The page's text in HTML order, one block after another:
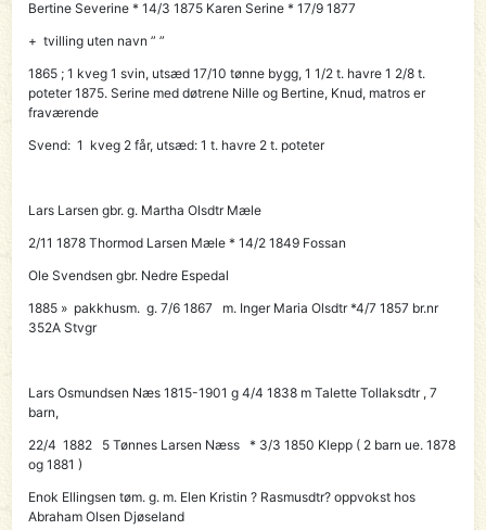
Bertine Severine * 14/3 1875 Karen Serine * 17/9 1877
+ tvilling uten navn ” ”
1865 ; 1 kveg 1 svin, utsæd 17/10 tønne bygg, 1 1/2 t. havre 1 2/8 t.
poteter 1875. Serine med døtrene Nille og Bertine, Knud, matros er
fraværende
Svend: 1 kveg 2 får, utsæd: 1 t. havre 2 t. poteter
Lars Larsen gbr. g. Martha Olsdtr Mæle
2/11 1878Thormod Larsen Mæle* 14/2 1849 Fossan
Ole Svendsen gbr. Nedre Espedal
1885 » pakkhusm. g. 7/6 1867 m. Inger Maria Olsdtr *4/7 1857 br.nr
352A Stvgr
Lars Osmundsen Næs 1815-1901 g 4/4 1838 m Talette Tollaksdtr , 7
barn,
22/4 1882 5 Tønnes Larsen Næss* 3/3 1850 Klepp ( 2 barn ue. 1878
og 1881 )
Enok Ellingsen tøm. g. m. Elen Kristin ? Rasmusdtr? oppvokst hos
Abraham Olsen Djøseland